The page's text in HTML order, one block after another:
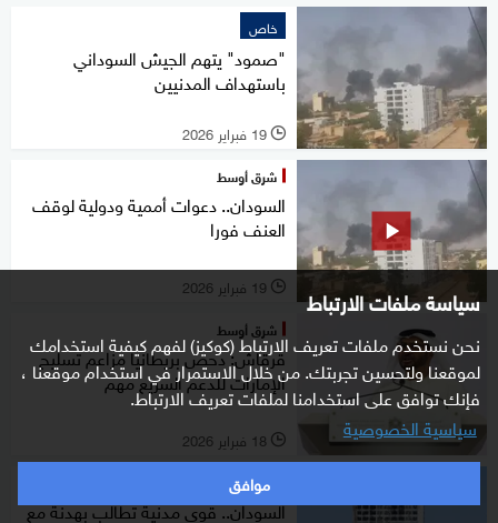
سياسة ملفات الارتباط
نحن نستخدم ملفات تعريف الارتباط (كوكيز) لفهم كيفية استخدامك
لموقعنا ولتحسين تجربتك. من خلال الاستمرار في استخدام موقعنا ،
فإنك توافق على استخدامنا لملفات تعريف الارتباط.
سياسية الخصوصية
موافق
خاص
"صمود" يتهم الجيش السوداني
باستهداف المدنيين
l 19 فبراير 2026
شرق أوسط
السودان.. دعوات أممية ودولية لوقف
العنف فورا
l 19 فبراير 2026
شرق أوسط
قرقاش: دحض بريطانيا مزاعم تسليح
الإمارات للدعم السريع مهم
l 18 فبراير 2026
شرق أوسط
السودان.. قوى مدنية تطالب بهدنة مع